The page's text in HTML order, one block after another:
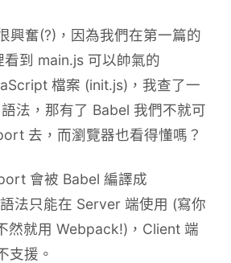
興奮(?)，因為我們在第一篇的
到 main.js 可以帥氣的
檔案 (init.js)，我查了一
法，那有了 Babel 我們不就可
去，而瀏覽器也看得懂嗎？
會被 Babel 編譯成
法只能在 Server 端使用 (寫你
然就用 Webpack!)，Client 端
支援。